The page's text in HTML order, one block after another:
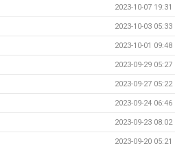
2023-10-07 19:31
2023-10-03 05:33
2023-10-01 09:48
2023-09-29 05:27
2023-09-27 05:22
2023-09-24 06:46
2023-09-23 08:02
2023-09-20 05:21